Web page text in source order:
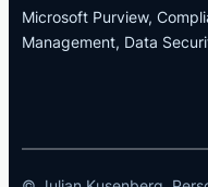
Microsoft Purview,
Management, Data